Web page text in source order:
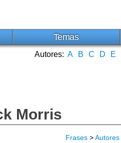
Temas
Autores: A B C D E
Morris
Frases >Autores